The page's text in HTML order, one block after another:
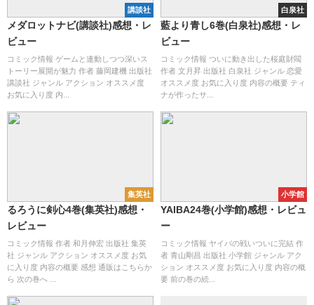
講談社
メダロットナビ(講談社)感想・レ
ビュー
コミック情報 ゲームと連動しつつ深いス
トーリー展開が魅力 作者 藤岡建機 出版社
講談社 ジャンル アクション オススメ度
お気に入り度 内...
白泉社
藍より青し6巻(白泉社)感想・レ
ビュー
コミック情報 ついに動き出した桜庭財閥
作者 文月昇 出版社 白泉社 ジャンル 恋愛
オススメ度 お気に入り度 内容の概要 ティ
ナが作ったサ...
集英社
るろうに剣心4巻(集英社)感想・
レビュー
コミック情報 作者 和月伸宏 出版社 集英
社 ジャンル アクション オススメ度 お気
に入り度 内容の概要 感想 通販はこちらか
ら 次の巻へ ...
小学館
YAIBA24巻(小学館)感想・レビュ
ー
コミック情報 ヤイバの戦いついに完結 作
者 青山剛昌 出版社 小学館 ジャンル アク
ション オススメ度 お気に入り度 内容の概
要 前の巻の続...